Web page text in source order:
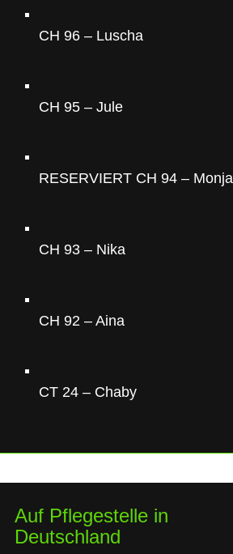
CH 96 – Luscha
CH 95 – Jule
RESERVIERT CH 94 – Monja
CH 93 – Nika
CH 92 – Aina
CT 24 – Chaby
Auf Pflegestelle in
Deutschland